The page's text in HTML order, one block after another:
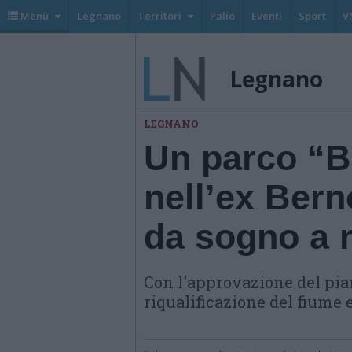
Menù Legnano Territori Palio Eventi Sport
Legnano
LEGNANO
Un parco
nell’ex
da sogno a
Con l'approvazione del
riqualificazione del fiume